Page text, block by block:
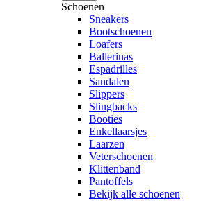
Schoenen
Sneakers
Bootschoenen
Loafers
Ballerinas
Espadrilles
Sandalen
Slippers
Slingbacks
Booties
Enkellaarsjes
Laarzen
Veterschoenen
Klittenband
Pantoffels
Bekijk alle schoenen